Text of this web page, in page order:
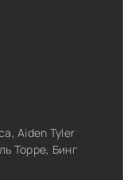
Aiden Tyler
Торре, Бинг